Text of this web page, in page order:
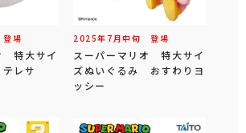
登場
特大サイ
レサ
2025年 7 月中旬 登場
スーパーマリオ 特大サイ
ズぬいぐるみ おすわりヨ
ッシー